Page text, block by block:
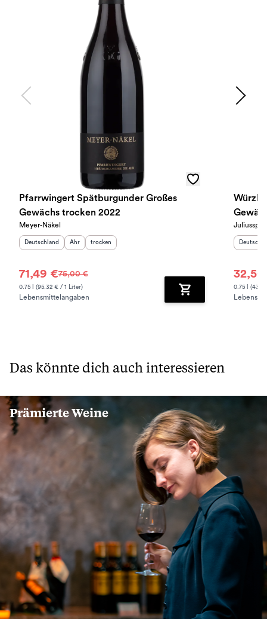
Pfarrwingert Spätburgunder Großes
Gewächs trocken 2022
Meyer-Näkel
Herkunftsland
Deutschland Herkunftsregion
Ahr Geschmack
trocken
71,49 €75,00 €
0.75 l (95.32 € / 1 Liter)
Lebensmittelangaben Zum Warenkorb
32,50
0.75 l
Das könnte dich auch interessieren
Prämierte Weine